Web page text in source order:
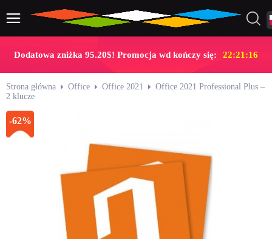
Dodatowa zniżka 95.20$! Promocja wd kończy się: 22:21:16
Strona główna Office Office 2021
Office 2021 Professional Plus –
2 klucze
-62%